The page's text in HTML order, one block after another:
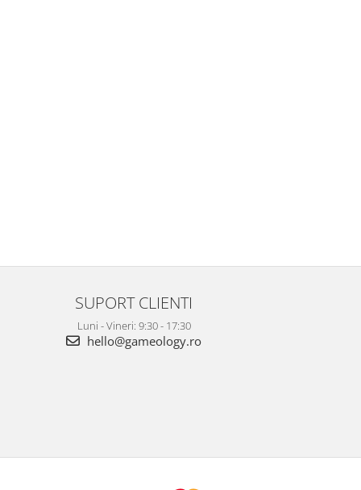
SUPORT CLIENTI
Luni - Vineri: 9:30 - 17:30
hello@gameology.ro